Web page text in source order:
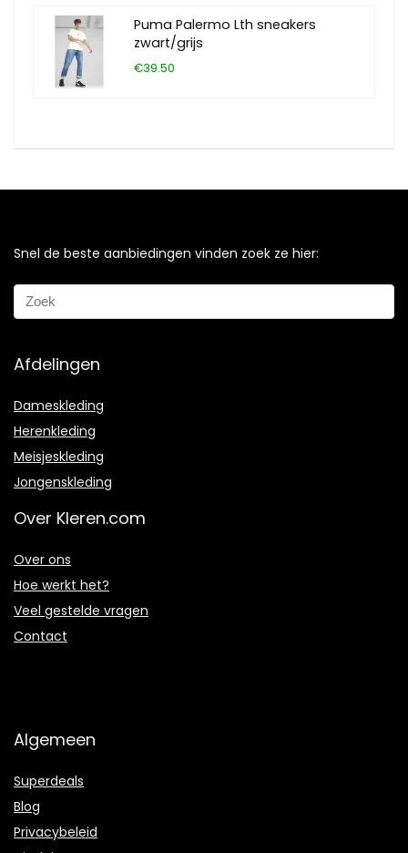
Puma Palermo Lth sneakers
zwart/grijs
€39.50
Snel de beste aanbiedingen vinden zoek ze hier:
Afdelingen
Dameskleding
Herenkleding
Meisjeskleding
Jongenskleding
Over Kleren.com
Over ons
Hoe werkt het?
Veel gestelde vragen
Contact
Algemeen
Superdeals
Blog
Privacybeleid